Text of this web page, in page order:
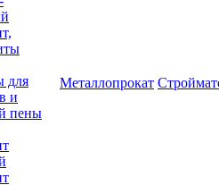
для
и
пены
Металлопрокат